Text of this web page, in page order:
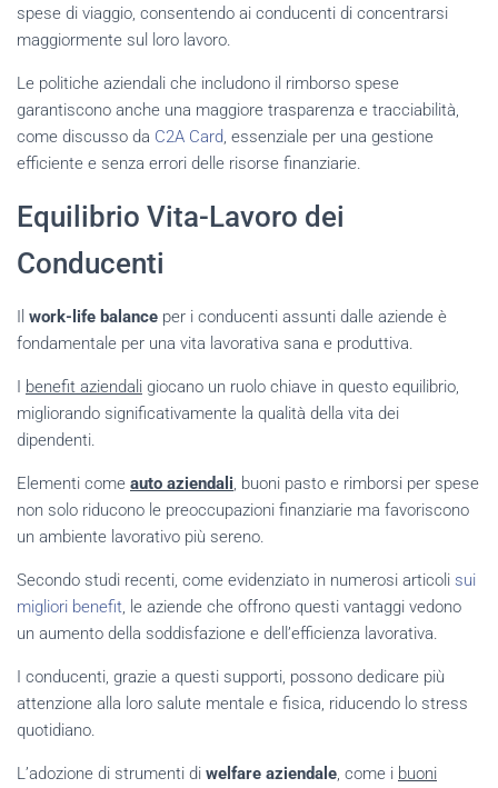
spese di viaggio, consentendo ai conducenti di concentrarsi
maggiormente sul loro lavoro.
Le politiche aziendali che includono il rimborso spese
garantiscono anche una maggiore trasparenza e tracciabilità,
come discusso da C2A Card, essenziale per una gestione
efficiente e senza errori delle risorse finanziarie.
Equilibrio Vita-Lavoro dei
Conducenti
Il work-life balance per i conducenti assunti dalle aziende è
fondamentale per una vita lavorativa sana e produttiva.
I benefit aziendali giocano un ruolo chiave in questo equilibrio,
migliorando significativamente la qualità della vita dei
dipendenti.
Elementi come auto aziendali, buoni pasto e rimborsi per spese
non solo riducono le preoccupazioni finanziarie ma favoriscono
un ambiente lavorativo più sereno.
Secondo studi recenti, come evidenziato in numerosi articoli sui
migliori benefit, le aziende che offrono questi vantaggi vedono
un aumento della soddisfazione e dell’efficienza lavorativa.
I conducenti, grazie a questi supporti, possono dedicare più
attenzione alla loro salute mentale e fisica, riducendo lo stress
quotidiano.
L’adozione di strumenti di welfare aziendale, come i buoni